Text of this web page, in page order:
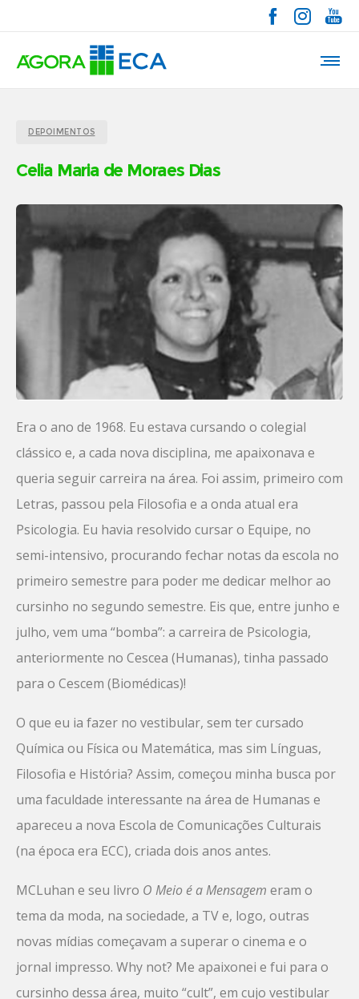
DEPOIMENTOS
Celia Maria de Moraes Dias
Era o ano de 1968. Eu estava cursando o colegial
clássico e, a cada nova disciplina, me apaixonava e
queria seguir carreira na área. Foi assim, primeiro com
Letras, passou pela Filosofia e a onda atual era
Psicologia. Eu havia resolvido cursar o Equipe, no
semi-intensivo, procurando fechar notas da escola no
primeiro semestre para poder me dedicar melhor ao
cursinho no segundo semestre. Eis que, entre junho e
julho, vem uma “bomba”: a carreira de Psicologia,
anteriormente no Cescea (Humanas), tinha passado
para o Cescem (Biomédicas)!
O que eu ia fazer no vestibular, sem ter cursado
Química ou Física ou Matemática, mas sim Línguas,
Filosofia e História? Assim, começou minha busca por
uma faculdade interessante na área de Humanas e
apareceu a nova Escola de Comunicações Culturais
(na época era ECC), criada dois anos antes.
MCLuhan e seu livro O Meio é a Mensagem eram o
tema da moda, na sociedade, a TV e, logo, outras
novas mídias começavam a superar o cinema e o
jornal impresso. Why not? Me apaixonei e fui para o
cursinho dessa área, muito “cult”, em cujo vestibular